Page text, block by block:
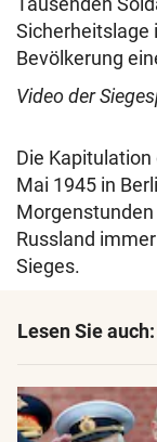
Sicherheitslage
Bevölkerung
Video der
Die
Mai 1945 in
Russland
Sieges.
Lesen Sie auch: